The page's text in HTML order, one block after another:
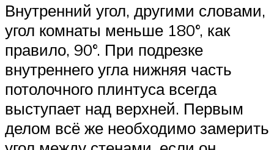
Внутренний угол, другими словами,
угол комнаты меньше 180°, как
правило, 90°. При подрезке
внутреннего угла нижняя часть
потолочного плинтуса всегда
выступает над верхней. Первым
делом всё же необходимо замерить